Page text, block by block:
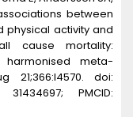
between
activity and
cause mortality:
meta-
21;366:l4570. doi:
31434697; PMCID: